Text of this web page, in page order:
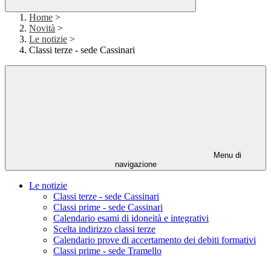
Home >
Novità >
Le notizie >
Classi terze - sede Cassinari
Menu di
navigazione
Le notizie
Classi terze - sede Cassinari
Classi prime - sede Cassinari
Calendario esami di idoneità e integrativi
Scelta indirizzo classi terze
Calendario prove di accertamento dei debiti formativi
Classi prime - sede Tramello